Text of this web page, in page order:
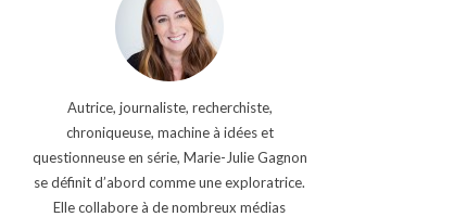
Autrice, journaliste, recherchiste,
chroniqueuse, machine à idées et
questionneuse en série, Marie-Julie Gagnon
se définit d’abord comme une exploratrice.
Elle collabore à de nombreux médias